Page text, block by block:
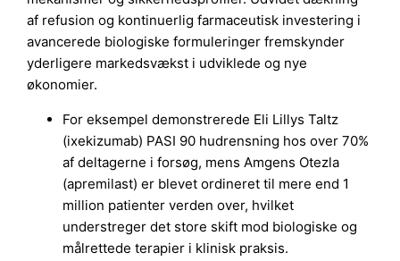
af refusion og kontinuerlig farmaceutisk investering i
avancerede biologiske formuleringer fremskynder
yderligere markedsvækst i udviklede og nye
økonomier.
For eksempel demonstrerede Eli Lillys Taltz
(ixekizumab) PASI 90 hudrensning hos over 70%
af deltagerne i forsøg, mens Amgens Otezla
(apremilast) er blevet ordineret til mere end 1
million patienter verden over, hvilket
understreger det store skift mod biologiske og
målrettede terapier i klinisk praksis.